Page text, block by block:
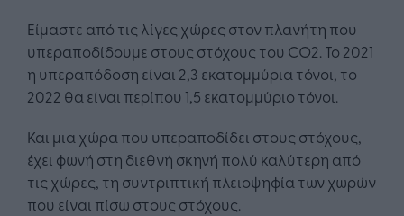
Είμαστε από τις λίγες χώρες στον πλανήτη που
υπεραποδίδουμε στους στόχους του CO2. Το 2021
η υπεραπόδοση είναι 2,3 εκατομμύρια τόνοι, το
2022 θα είναι περίπου 1,5 εκατομμύριο τόνοι.
Και μια χώρα που υπεραποδίδει στους στόχους,
έχει φωνή στη διεθνή σκηνή πολύ καλύτερη από
τις χώρες, τη συντριπτική πλειοψηφία των χωρών
που είναι πίσω στους στόχους.